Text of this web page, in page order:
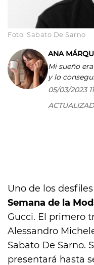
Foto: Sabato De Sarno
ANA
Mi sueño
y lo
periodismo
estilo de
stand'.
05/03/2023
Uno de los
Semana de la
Gucci. El primero
Alessandro
Sabato De Sarno.
presentará hasta